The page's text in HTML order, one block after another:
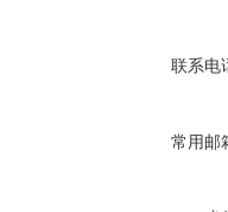
联系电
常用邮